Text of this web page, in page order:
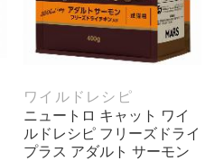
ワイルドレシピ
ニュートロ キャット ワイ
ルドレシピ フリーズドライ
プラス アダルト サーモン